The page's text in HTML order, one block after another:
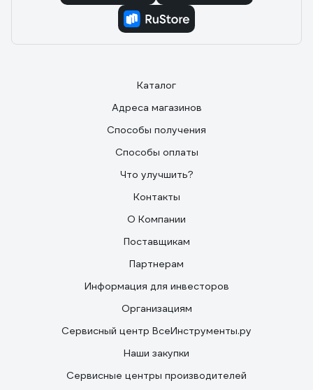
Каталог
Адреса магазинов
Способы получения
Способы оплаты
Что улучшить?
Контакты
О Компании
Поставщикам
Партнерам
Информация для инвесторов
Организациям
Сервисный центр ВсеИнструменты.ру
Наши закупки
Сервисные центры производителей